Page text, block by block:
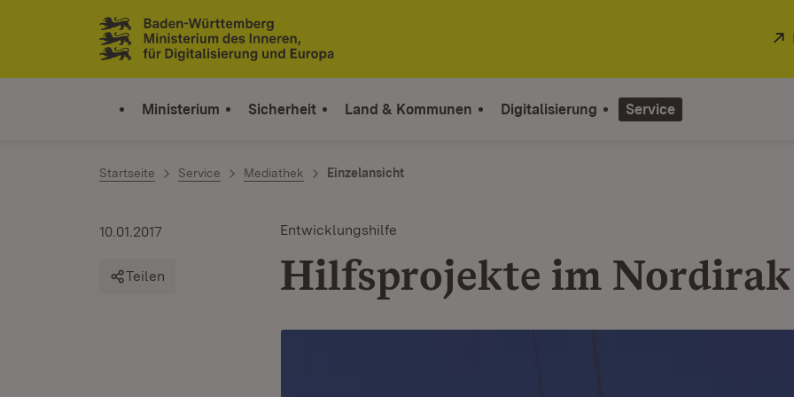
Zum Inhalt springen
Link zur Startseite
Ministerium Sicherheit Land & Kommunen Digitalisierung Service
Startseite Service Mediathek Einzelansicht
Entwicklungshilfe
Hilfsprojekte im Nordirak
10.01.2017
Teilen